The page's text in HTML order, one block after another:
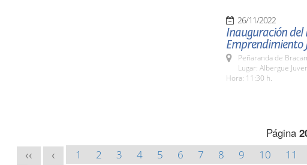
26/11/2022
Inauguración
Emprendimiento
Peñaranda de
Lugar: Albergue
Hora: 11:30 h.
Página
<< < 1 2 3 4 5 6 7 8 9 10 11